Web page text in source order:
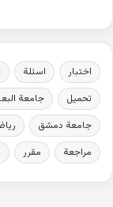
اختبار اسئلة
تحميل
جامعة
جامعة دمشق
مراجعة
مقرر